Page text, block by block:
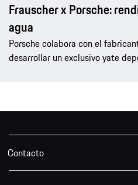
Frauscher x Porsche:
agua
Porsche colabora con el
desarrollar un exclusivo yate
Contacto